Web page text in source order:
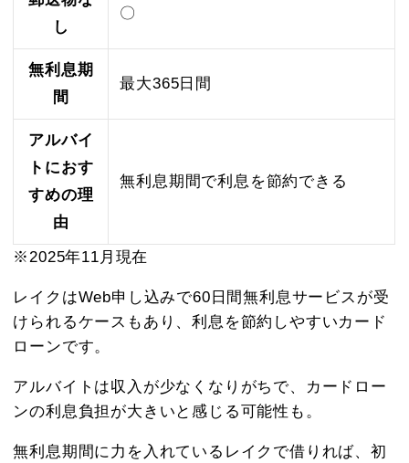
し
〇
無利息期
間
最大365日間
アルバイ
トにおす
すめの理
由
無利息期間で利息を節約できる
※2025年11月現在
レイクはWeb申し込みで60日間無利息サービスが受
けられるケースもあり、利息を節約しやすいカード
ローンです。
アルバイトは収入が少なくなりがちで、カードロー
ンの利息負担が大きいと感じる可能性も。
無利息期間に力を入れているレイクで借りれば、初